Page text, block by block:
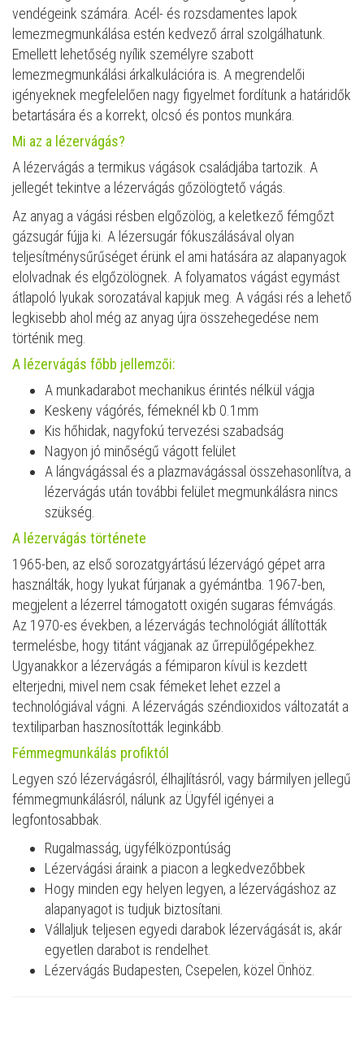
vendégeink számára. Acél- és rozsdamentes lapok
lemezmegmunkálása estén kedvező árral szolgálhatunk.
Emellett lehetőség nyílik személyre szabott
lemezmegmunkálási árkalkulációra is. A megrendelői
igényeknek megfelelően nagy figyelmet fordítunk a határidők
betartására és a korrekt, olcsó és pontos munkára.
Mi az a lézervágás?
A lézervágás a termikus vágások családjába tartozik. A
jellegét tekintve a lézervágás gőzölögtető vágás.
Az anyag a vágási résben elgőzölög, a keletkező fémgőzt
gázsugár fújja ki. A lézersugár fókuszálásával olyan
teljesítménysűrűséget érünk el ami hatására az alapanyagok
elolvadnak és elgőzölögnek. A folyamatos vágást egymást
átlapoló lyukak sorozatával kapjuk meg. A vágási rés a lehető
legkisebb ahol még az anyag újra összehegedése nem
történik meg.
A lézervágás főbb jellemzői:
A munkadarabot mechanikus érintés nélkül vágja
Keskeny vágórés, fémeknél kb 0.1mm
Kis hőhidak, nagyfokú tervezési szabadság
Nagyon jó minőségű vágott felület
A lángvágással és a plazmavágással összehasonlítva, a
lézervágás után további felület megmunkálásra nincs
szükség.
A lézervágás története
1965-ben, az első sorozatgyártású lézervágó gépet arra
használták, hogy lyukat fúrjanak a gyémántba. 1967-ben,
megjelent a lézerrel támogatott oxigén sugaras fémvágás.
Az 1970-es években, a lézervágás technológiát állították
termelésbe, hogy titánt vágjanak az űrrepülőgépekhez.
Ugyanakkor a lézervágás a fémiparon kívül is kezdett
elterjedni, mivel nem csak fémeket lehet ezzel a
technológiával vágni. A lézervágás széndioxidos változatát a
textiliparban hasznosították leginkább.
Fémmegmunkálás profiktól
Legyen szó lézervágásról, élhajlításról, vagy bármilyen jellegű
fémmegmunkálásról, nálunk az Ügyfél igényei a
legfontosabbak.
Rugalmasság, ügyfélközpontúság
Lézervágási áraink a piacon a legkedvezőbbek
Hogy minden egy helyen legyen, a lézervágáshoz az
alapanyagot is tudjuk biztosítani.
Vállaljuk teljesen egyedi darabok lézervágását is, akár
egyetlen darabot is rendelhet.
Lézervágás Budapesten, Csepelen, közel Önhöz.